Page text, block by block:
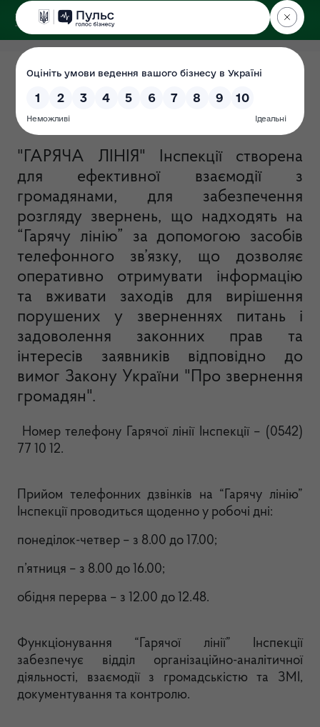
ДЕРЖЕКОІНСПЕКЦІЯ
у Сумській області
Гаряча лінія
"ГАРЯЧА ЛІНІЯ" Інспекції створена
для ефективної взаємодії з
громадянами, для забезпечення
розгляду звернень, що надходять на
“Гарячу лінію” за допомогою засобів
телефонного зв’язку, що дозволяє
оперативно отримувати інформацію
та вживати заходів для вирішення
порушених у зверненнях питань і
задоволення законних прав та
інтересів заявників відповідно до
вимог Закону України "Про звернення
громадян".
Номер телефону Гарячої лінії Інспекції – (0542)
77 10 12.
Прийом телефонних дзвінків на “Гарячу лінію”
Інспекції проводиться щоденно у робочі дні:
понеділок-четвер – з 8.00 до 17.00;
п’ятниця – з 8.00 до 16.00;
обідня перерва – з 12.00 до 12.48.
Функціонування “Гарячої лінії” Інспекції
забезпечує відділ організаційно-аналітичної
діяльності, взаємодії з громадськістю та ЗМІ,
документування та контролю.